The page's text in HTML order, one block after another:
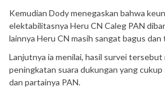
Kemudian Dody menegaskan bahwa
elektabilitasnya Heru CN Caleg PAN
lainnya Heru CN masih sangat bagus
Lanjutnya ia menilai, hasil survei tersebut
peningkatan suara dukungan yang
dan partainya PAN.